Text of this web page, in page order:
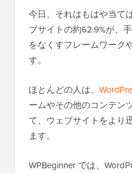
今日、それはもはや当て
ブサイトの約62.9%が、
をなくすフレームワーク
す。
ほとんどの人は、
ームやその他のコンテン
て、ウェブサイトをより
ます。
WPBeginner では、